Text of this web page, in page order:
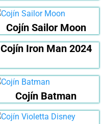
Cojín Sailor Moon
Cojín Iron Man 2024
Cojín Batman